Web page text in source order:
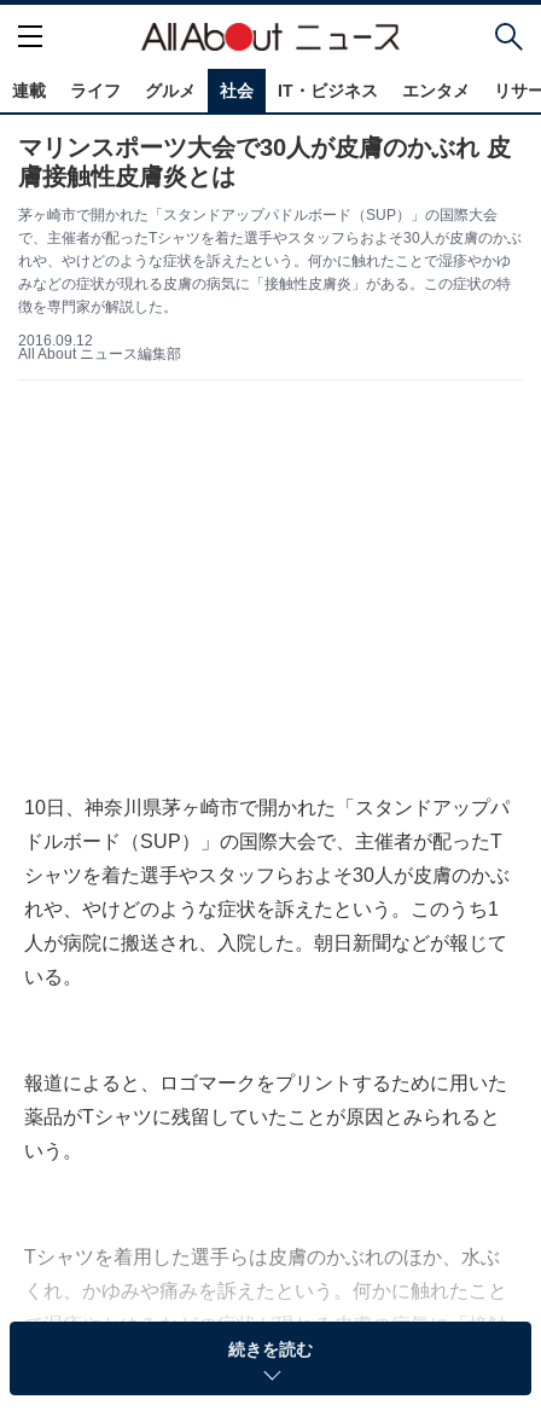
連載 ライフ グルメ 社会 IT・ビジネス エンタメ リサ
マリンスポーツ大会で30人が皮膚のかぶれ 皮
膚接触性皮膚炎とは
茅ヶ崎市で開かれた「スタンドアップパドルボード（SUP）」の国際大会
で、主催者が配ったTシャツを着た選手やスタッフらおよそ30人が皮膚のかぶ
れや、やけどのような症状を訴えたという。何かに触れたことで湿疹やかゆ
みなどの症状が現れる皮膚の病気に「接触性皮膚炎」がある。この症状の特
徴を専門家が解説した。
2016.09.12
All About ニュース編集部
10日、神奈川県茅ヶ崎市で開かれた「スタンドアップパ
ドルボード（SUP）」の国際大会で、主催者が配ったT
シャツを着た選手やスタッフらおよそ30人が皮膚のかぶ
れや、やけどのような症状を訴えたという。このうち1
人が病院に搬送され、入院した。朝日新聞などが報じて
いる。
報道によると、ロゴマークをプリントするために用いた
薬品がTシャツに残留していたことが原因とみられると
いう。
Tシャツを着用した選手らは皮膚のかぶれのほか、水ぶ
くれ、かゆみや痛みを訴えたという。何かに触れたこと
で湿疹やかゆみなどの症状が現れる皮膚の病気に「接触
性皮膚炎」があり、今回のケースも疑わしい。この接触
性皮膚炎について、医学博士の清益功浩氏がAll Aboutで
続きを読む